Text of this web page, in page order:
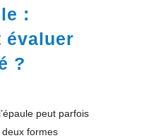
:
évaluer
?
peut parfois
formes